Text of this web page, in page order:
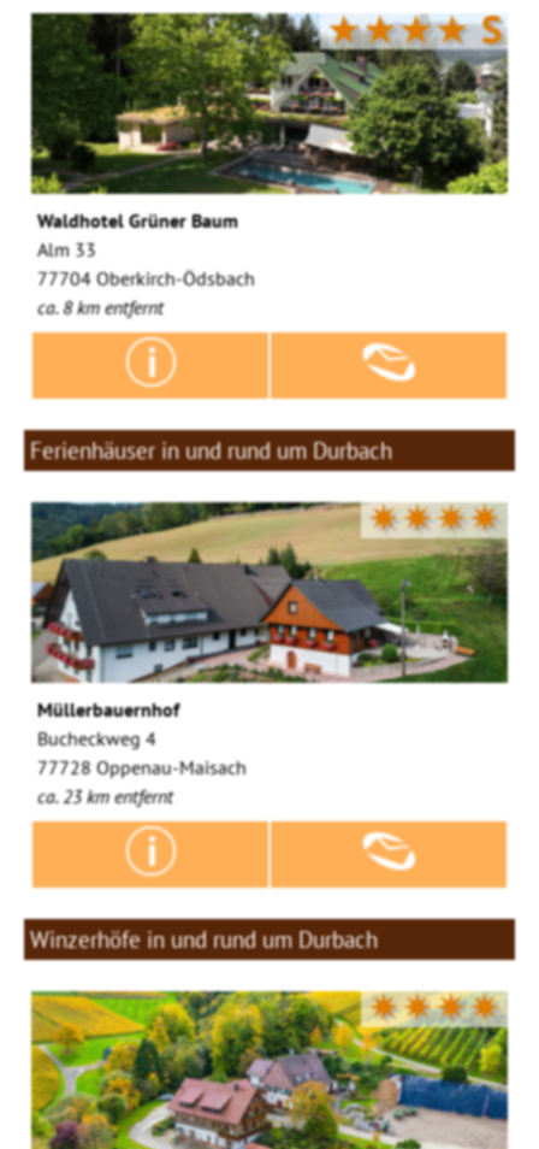
★★★★S
Waldhotel Grüner Baum
Alm 33
77704 Oberkirch-Ödsbach
ca. 8 km entfernt
Ferienhäuser in und rund um Durbach
✷✷✷✷
Müllerbauernhof
Bucheckweg 4
77728 Oppenau-Maisach
ca. 23 km entfernt
Winzerhöfe in und rund um Durbach
✷✷✷✷